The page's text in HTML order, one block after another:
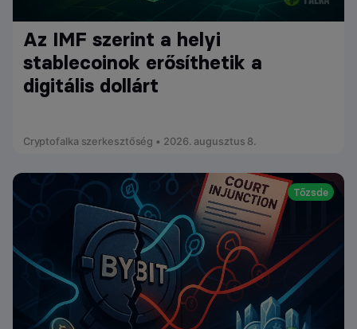
Az IMF szerint a helyi
stablecoinok erősíthetik a
digitális dollárt
Cryptofalka szerkesztőség • 2026. augusztus 8.
Tőzsde